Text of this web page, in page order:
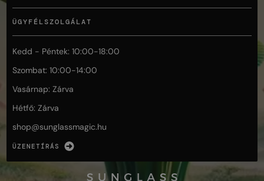
ÜGYFÉLSZOLGÁLAT
Kedd - Péntek: 10:00-18:00
Szombat: 10:00-14:00
Vasárnap: Zárva
Hétfő: Zárva
shop@sunglassmagic.hu
ÜZENETÍRÁS